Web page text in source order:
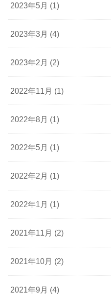
2023年5月 (1)
2023年3月 (4)
2023年2月 (2)
2022年11月 (1)
2022年8月 (1)
2022年5月 (1)
2022年2月 (1)
2022年1月 (1)
2021年11月 (2)
2021年10月 (2)
2021年9月 (4)